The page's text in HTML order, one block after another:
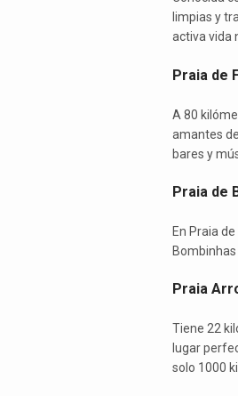
limpias y
activa vida
Praia de
A 80
amantes
bares y
Praia de
En Praia
Praia
Tiene 22
lugar
solo 1000